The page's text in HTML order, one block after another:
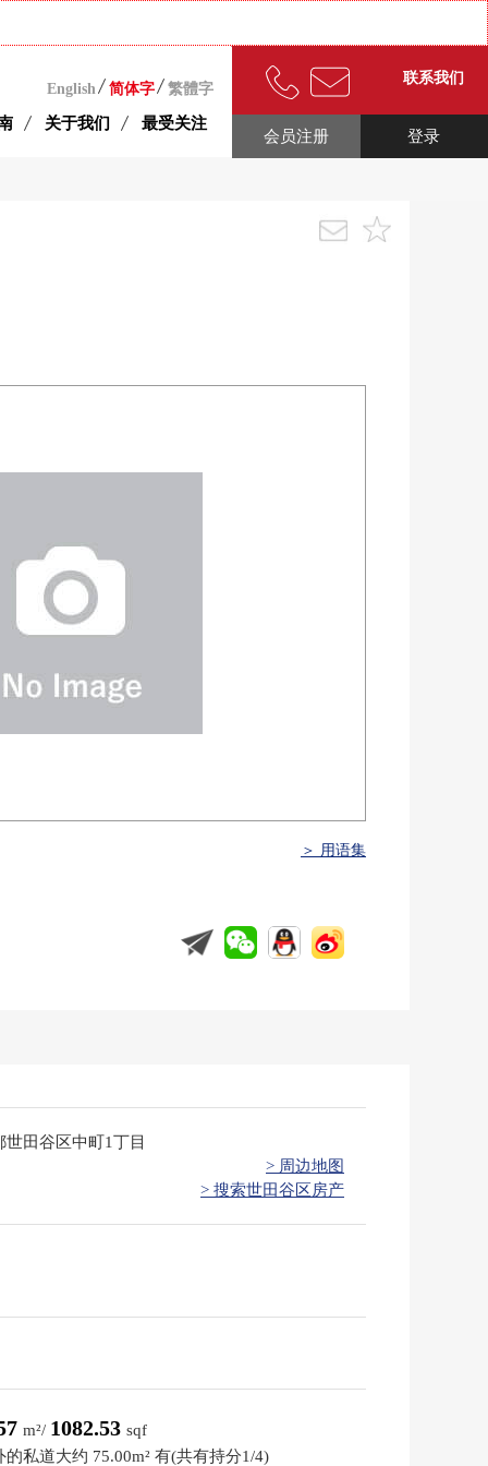
English 简体字 繁體字
关于我们 最受关注
联系我们
登录
会员注册
＞ 用语集
世田谷区中町1丁目
> 周边地图
> 搜索世田谷区房产
m²/ 1082.53 sqf
私道大约 75.00m² 有(共有持分1/4)